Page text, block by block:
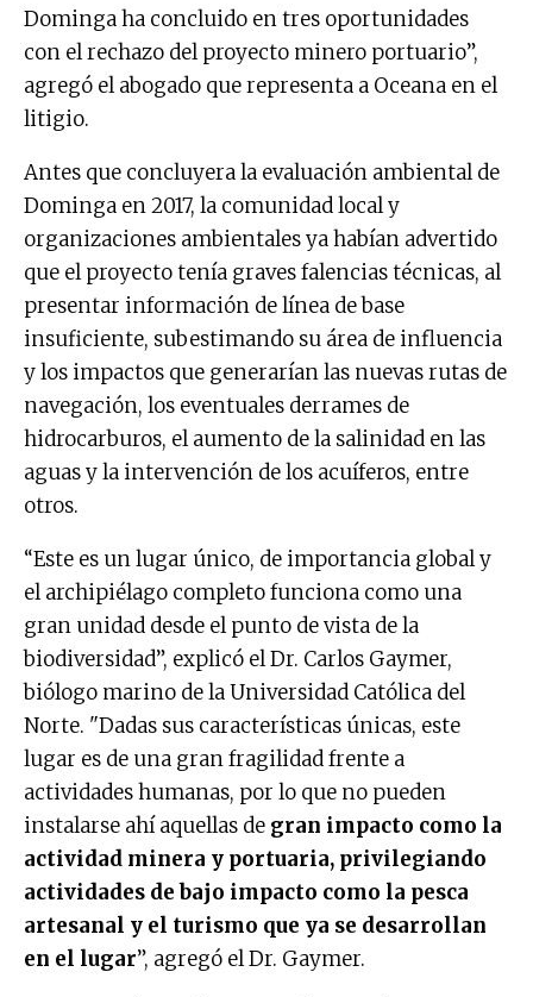
Dominga ha concluido en tres oportunidades
con el rechazo del proyecto minero portuario”,
agregó el abogado que representa a Oceana en el
litigio.
Antes que concluyera la evaluación ambiental de
Dominga en 2017, la comunidad local y
organizaciones ambientales ya habían advertido
que el proyecto tenía graves falencias técnicas, al
presentar información de línea de base
insuficiente, subestimando su área de influencia
y los impactos que generarían las nuevas rutas de
navegación, los eventuales derrames de
hidrocarburos, el aumento de la salinidad en las
aguas y la intervención de los acuíferos, entre
otros.
“Este es un lugar único, de importancia global y
el archipiélago completo funciona como una
gran unidad desde el punto de vista de la
biodiversidad”, explicó el Dr. Carlos Gaymer,
biólogo marino de la Universidad Católica del
Norte. "Dadas sus características únicas, este
lugar es de una gran fragilidad frente a
actividades humanas, por lo que no pueden
instalarse ahí aquellas de gran impacto como la
actividad minera y portuaria, privilegiando
actividades de bajo impacto como la pesca
artesanal y el turismo que ya se desarrollan
en el lugar”, agregó el Dr. Gaymer.